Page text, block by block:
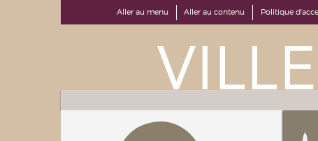
Aller au menu Aller au contenu Politique